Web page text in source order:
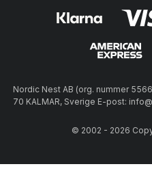
Nordic Nest AB (org. nummer
70 KALMAR, Sverige E-post:
© 2002 - 2026